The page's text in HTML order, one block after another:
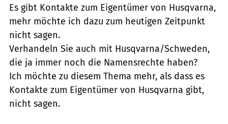
Es gibt Kontakte zum Eigentümer von Husqvarna,
mehr möchte ich dazu zum heutigen Zeitpunkt
nicht sagen.
Verhandeln Sie auch mit Husqvarna/Schweden,
die ja immer noch die Namensrechte haben?
Ich möchte zu diesem Thema mehr, als dass es
Kontakte zum Eigentümer von Husqvarna gibt,
nicht sagen.